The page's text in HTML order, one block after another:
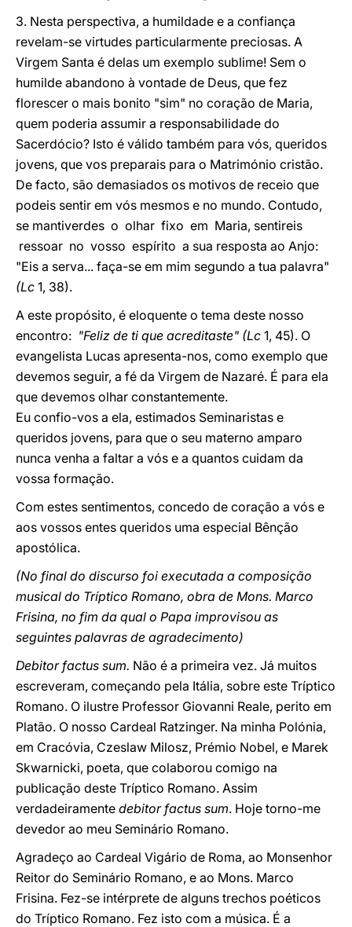
3. Nesta perspectiva, a humildade e a confiança
revelam-se virtudes particularmente preciosas. A
Virgem Santa é delas um exemplo sublime! Sem o
humilde abandono à vontade de Deus, que fez
florescer o mais bonito "sim" no coração de Maria,
quem poderia assumir a responsabilidade do
Sacerdócio? Isto é válido também para vós, queridos
jovens, que vos preparais para o Matrimónio cristão.
De facto, são demasiados os motivos de receio que
podeis sentir em vós mesmos e no mundo. Contudo,
se mantiverdes o olhar fixo em Maria, sentireis
ressoar no vosso espírito a sua resposta ao Anjo:
"Eis a serva... faça-se em mim segundo a tua palavra"
(Lc 1, 38).
A este propósito, é eloquente o tema deste nosso
encontro: "Feliz de ti que acreditaste" (Lc 1, 45). O
evangelista Lucas apresenta-nos, como exemplo que
devemos seguir, a fé da Virgem de Nazaré. É para ela
que devemos olhar constantemente.
Eu confio-vos a ela, estimados Seminaristas e
queridos jovens, para que o seu materno amparo
nunca venha a faltar a vós e a quantos cuidam da
vossa formação.
Com estes sentimentos, concedo de coração a vós e
aos vossos entes queridos uma especial Bênção
apostólica.
(No final do discurso foi executada a composição
musical do Tríptico Romano, obra de Mons. Marco
Frisina, no fim da qual o Papa improvisou as
seguintes palavras de agradecimento)
Debitor factus sum. Não é a primeira vez. Já muitos
escreveram, começando pela Itália, sobre este Tríptico
Romano. O ilustre Professor Giovanni Reale, perito em
Platão. O nosso Cardeal Ratzinger. Na minha Polónia,
em Cracóvia, Czeslaw Milosz, Prémio Nobel, e Marek
Skwarnicki, poeta, que colaborou comigo na
publicação deste Tríptico Romano. Assim
verdadeiramente debitor factus sum. Hoje torno-me
devedor ao meu Seminário Romano.
Agradeço ao Cardeal Vigário de Roma, ao Monsenhor
Reitor do Seminário Romano, e ao Mons. Marco
Frisina. Fez-se intérprete de alguns trechos poéticos
do Tríptico Romano. Fez isto com a música. É a